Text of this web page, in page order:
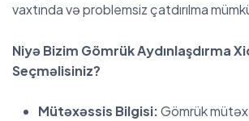
vaxtında və problemsiz çatdırılma
Niyə Bizim Gömrük Aydınlaşdırma
Seçməlisiniz?
Mütəxəssis Bilgisi:Gömrük